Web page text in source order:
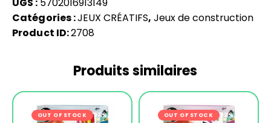
Catégories :JEUX CRÉATIFS, Jeux de construction
Product ID:2708
Produits similaires
OUT OF STOCK -27% OUT OF STOCK -22%